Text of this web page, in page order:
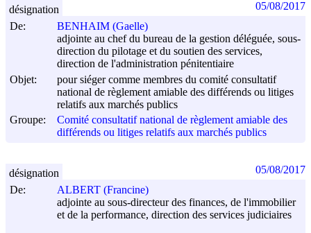
De:
BENHAIM (Gaelle)
adjointe au chef du bureau de la gestion déléguée, sous-
direction du pilotage et du soutien des services,
direction de l'administration pénitentiaire
Objet:
pour siéger comme membres du comité consultatif
national de règlement amiable des différends ou litiges
relatifs aux marchés publics
Groupe:
Comité consultatif national de règlement amiable des
différends ou litiges relatifs aux marchés publics
désignation 05/08/2017
De:
ALBERT (Francine)
adjointe au sous-directeur des finances, de l'immobilier
et de la performance, direction des services judiciaires
désignation 05/08/2017